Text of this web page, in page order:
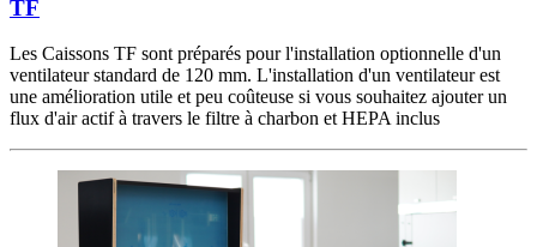
TF
Les Caissons TF sont préparés pour l'installation optionnelle d'un
ventilateur standard de 120 mm. L'installation d'un ventilateur est
une amélioration utile et peu coûteuse si vous souhaitez ajouter un
flux d'air actif à travers le filtre à charbon et HEPA inclus